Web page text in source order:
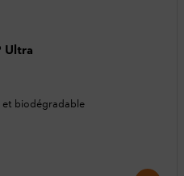
Ultra
et biodégradable